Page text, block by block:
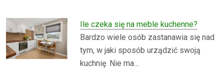
Ile czeka się na meble kuchenne?
Bardzo wiele osób zastanawia się nad
tym, w jaki sposób urządzić swoją
kuchnię. Nie ma…